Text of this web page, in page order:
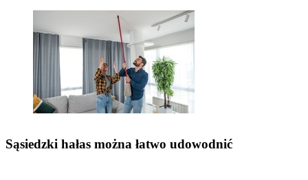
Sąsiedzki hałas można łatwo udowodnić